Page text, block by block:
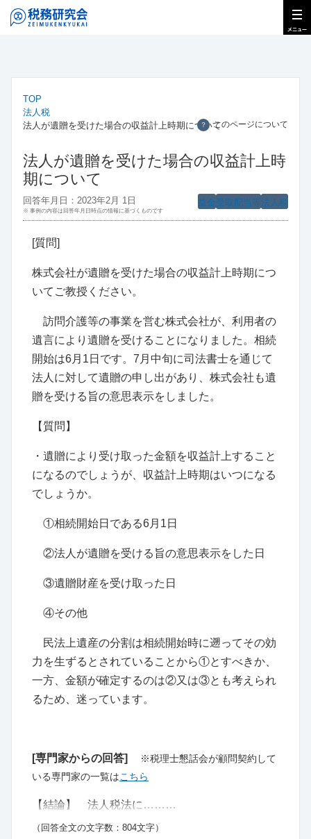
TOP
法人税
法人が遺贈を受けた場合の収益計上時期について
？ このページについて
法人が遺贈を受けた場合の収益計上時
期について
法人税
受取配当等
益金
回答年月日：2023年2月 1日
※ 事例の内容は回答年月日時点の情報に基づくものです
[質問]
株式会社が遺贈を受けた場合の収益計上時期につ
いてご教授ください。
訪問介護等の事業を営む株式会社が、利用者の
遺言により遺贈を受けることになりました。相続
開始は6月1日です。7月中旬に司法書士を通じて
法人に対して遺贈の申し出があり、株式会社も遺
贈を受ける旨の意思表示をしました。
【質問】
・遺贈により受け取った金額を収益計上すること
になるのでしょうが、収益計上時期はいつになる
でしょうか。
①相続開始日である6月1日
②法人が遺贈を受ける旨の意思表示をした日
③遺贈財産を受け取った日
④その他
民法上遺産の分割は相続開始時に遡ってその効
力を生ずるとされていることから①とすべきか、
一方、金額が確定するのは②又は③とも考えられ
るため、迷っています。
[専門家からの回答]
※税理士懇話会が顧問契約して
いる専門家の一覧はこちら
【結論】 法人税法に………
（回答全文の文字数：804文字）